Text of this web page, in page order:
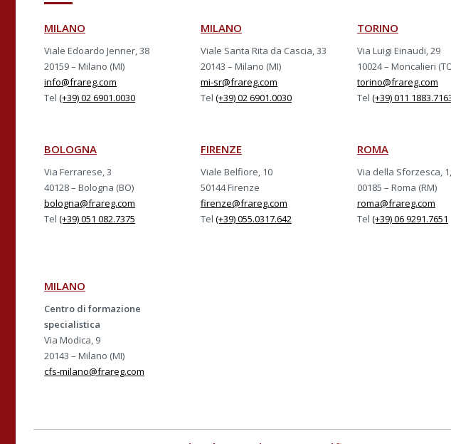
MILANO
Viale Edoardo Jenner, 38
20159 – Milano (MI)
info@frareg.com
Tel (+39) 02 6901.0030
MILANO
Viale Santa Rita da Cascia, 33
20143 – Milano (MI)
mi-sr@frareg.com
Tel (+39) 02 6901.0030
TORINO
Via Luigi Einaudi, 29
10024 – Moncalieri
torino@frareg.com
Tel (+39) 011
BOLOGNA
Via Ferrarese, 3
40128 – Bologna (BO)
bologna@frareg.com
Tel (+39) 051 082.7375
FIRENZE
Viale Belfiore, 10
50144 Firenze
firenze@frareg.com
Tel (+39) 055.0317.642
ROMA
Via della Sforzesca,
00185 – Roma (RM)
roma@frareg.com
Tel (+39) 06 9291.7651
MILANO
Centro di formazione
specialistica
Via Modica, 9
20143 – Milano (MI)
cfs-milano@frareg.com